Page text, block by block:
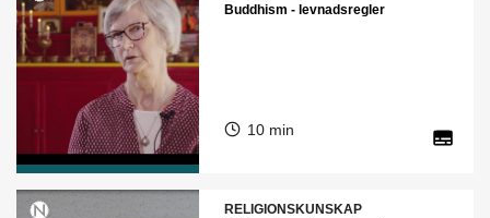
Buddhism - levnadsregler
10 min
RELIGIONSKUNSKAP